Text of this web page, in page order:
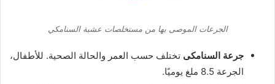
الجرعات الموصى بها من مستخلصات عشبة السنامكي
جرعة السنامكى تختلف حسب العمر والحالة الصحية. للأطفال،
الجرعة 8.5 ملغ يوميًا.